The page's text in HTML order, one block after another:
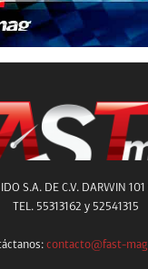
S.A. DE C.V. DARWIN 101
TEL. 55313162 y 52541315
contacto@fast-